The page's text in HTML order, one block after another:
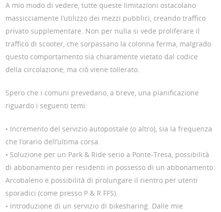
A mio modo di vedere, tutte queste limitazioni ostacolano
massicciamente l’utilizzo dei mezzi pubblici, creando traffico
privato supplementare. Non per nulla si vede proliferare il
traffico di scooter, che sorpassano la colonna ferma, malgrado
questo comportamento sia chiaramente vietato dal codice
della circolazione, ma ciò viene tollerato.
Spero che i comuni prevedano, a breve, una pianificazione
riguardo i seguenti temi:
• Incremento del servizio autopostale (o altro), sia la frequenza
che l’orario dell’ultima corsa.
• Soluzione per un Park & Ride serio a Ponte-Tresa, possibilità
di abbonamento per residenti in possesso di un abbonamento
Arcobaleno e possibilità di prolungare il rientro per utenti
sporadici (come presso P & R FFS).
• Introduzione di un servizio di bikesharing. Dalle mie